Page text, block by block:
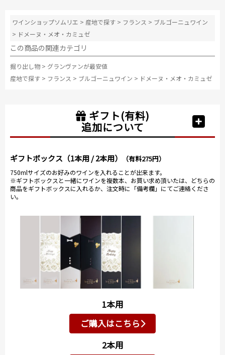
ワインショップソムリエ > 産地で探す > フランス > ブルゴーニュワイン
> ドメーヌ・メオ・カミュゼ
この商品の関連カテゴリ
掘り出し物 > グランヴァンが最安値
産地で探す > フランス > ブルゴーニュワイン > ドメーヌ・メオ・カミュゼ
ギフト(有料)
追加について
ギフトボックス（1本用 / 2本用） （有料275円）
750mlサイズのお好みのワインを入れることが出来ます。
※ギフトボックスと一緒にワインを複数本、お買い求め頂いたは、どちらの
商品をギフトボックスに入れるか、注文時に「備考欄」にてご連絡くださ
い。
1本用
ご購入はこちら
2本用